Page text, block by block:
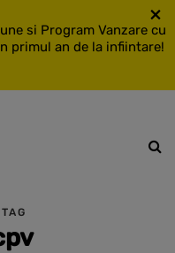
si Program Vanzare cu
primul an de la infiintare!
×